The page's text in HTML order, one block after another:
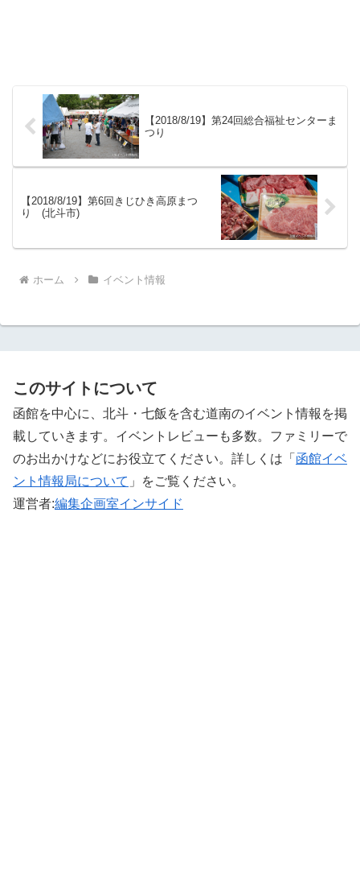
【2018/8/19】第24回総合福祉センターま
つり
【2018/8/19】第6回きじひき高原まつ
り (北斗市)
ホーム イベント情報
このサイトについて
函館を中心に、北斗・七飯を含む道南のイベント情報を掲
載していきます。イベントレビューも多数。ファミリーで
のお出かけなどにお役立てください。詳しくは「 函館イベ
ント情報局について 」をご覧ください。 ‎
運営者:編集企画室インサイド